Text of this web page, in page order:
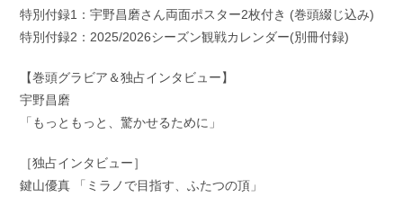
特別付録1：宇野昌磨さん両面ポスター2枚付き (巻頭綴じ込み)
特別付録2：2025/2026シーズン観戦カレンダー(別冊付録)
【巻頭グラビア＆独占インタビュー】
宇野昌磨
「もっともっと、驚かせるために」
［独占インタビュー］
鍵山優真 「ミラノで目指す、ふたつの頂」